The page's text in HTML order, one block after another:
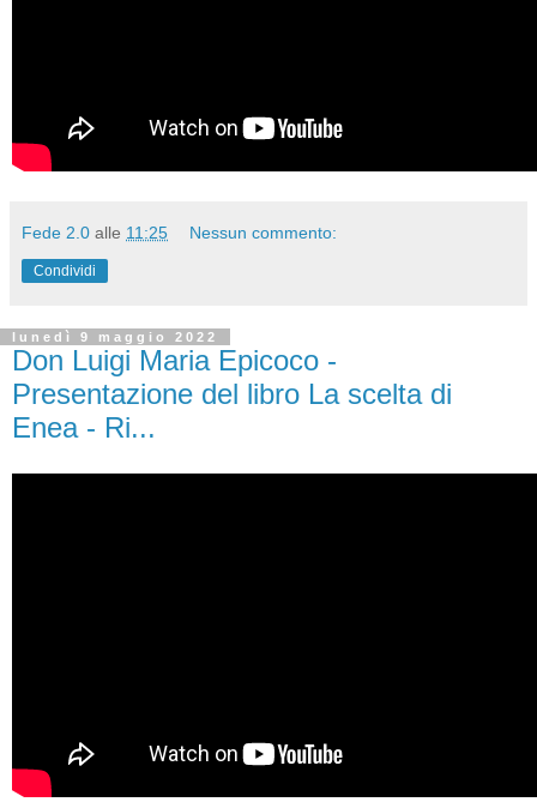
Fede 2.0 alle 11:25 Nessun commento:
Condividi
lunedì 9 maggio 2022
Don Luigi Maria Epicoco -
Presentazione del libro La scelta di
Enea - Ri...